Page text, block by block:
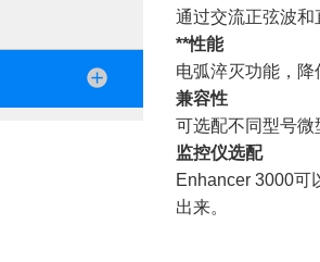
通过交流正弦波
**性能
电弧淬灭功能，
兼容性
可选配不同型号
监控仪选配
Enhancer 3000可
出来。